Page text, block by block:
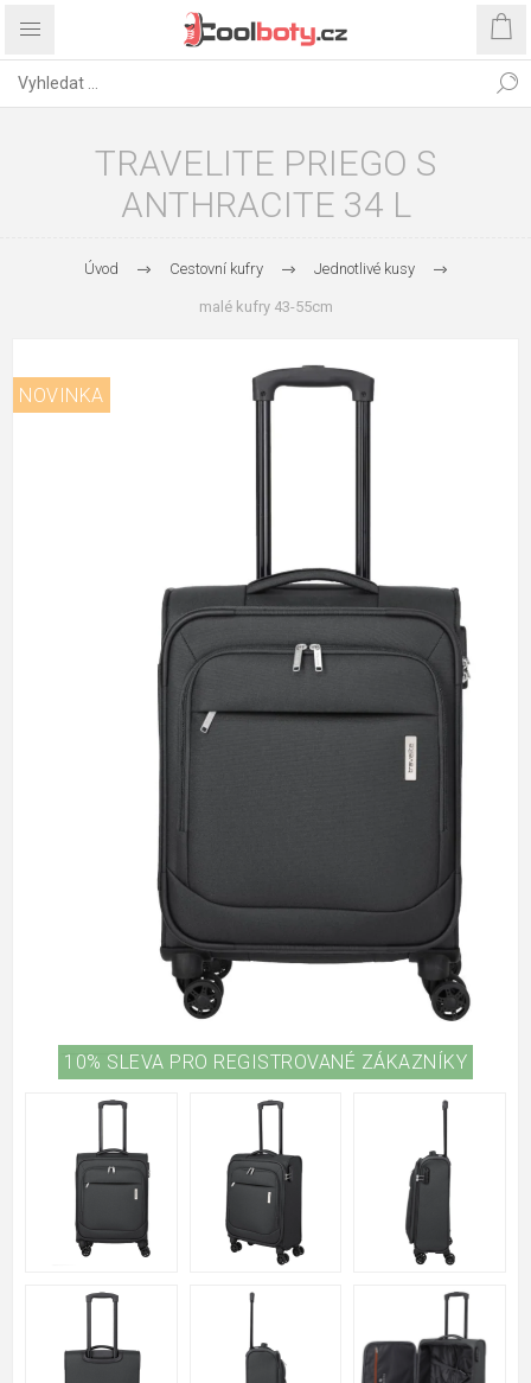
TRAVELITE PRIEGO S
ANTHRACITE 34 L
Úvod Cestovní kufry Jednotlivé kusy
malé kufry 43-55cm
10% SLEVA PRO REGISTROVANÉ ZÁKAZNÍKY
NOVINKA